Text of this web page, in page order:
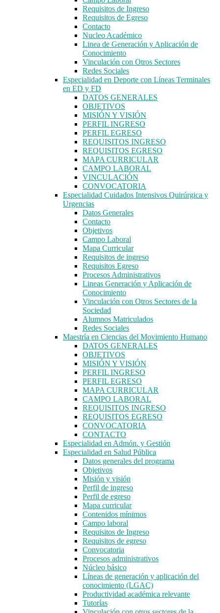
Requisitos de Ingreso
Requisitos de Egreso
Contacto
Nucleo Académico
Linea de Generación y Aplicación de
Conocimiento
Vinculación con Otros Sectores
Redes Sociales
Especialidad en Deporte con Líneas Terminales
en ED y FD
DATOS GENERALES
OBJETIVOS
MISIÓN Y VISIÓN
PERFIL INGRESO
PERFIL EGRESO
REQUISITOS INGRESO
REQUISITOS EGRESO
MAPA CURRICULAR
CAMPO LABORAL
VINCULACIÓN
CONVOCATORIA
Especialidad Cuidados Intensivos Quirúrgica y
Urgencias
Datos Generales
Contacto
Objetivos
Campo Laboral
Mapa Curricular
Requisitos de ingreso
Requisitos Egreso
Procesos Administrativos
Lineas Generación y Aplicación de
Conocimiento
Vinculación con Otros Sectores de la
Sociedad
Alumnos Matriculados
Redes Sociales
Maestría en Ciencias del Movimiento Humano
DATOS GENERALES
OBJETIVOS
MISIÓN Y VISIÓN
PERFIL INGRESO
PERFIL EGRESO
MAPA CURRICULAR
CAMPO LABORAL
REQUISITOS INGRESO
REQUISITOS EGRESO
CONVOCATORIA
CONTACTO
Especialidad en Admón. y Gestión
Especialidad en Salud Pública
Datos generales del programa
Objetivos
Misión y visión
Perfil de ingreso
Perfil de egreso
Mapa curricular
Contenidos mínimos
Campo laboral
Requisitos de Ingreso
Requisitos de egreso
Convocatoria
Procesos administrativos
Núcleo básico
Líneas de generación y aplicación del
conocimiento (LGAC)
Productividad académica relevante
Tutorías